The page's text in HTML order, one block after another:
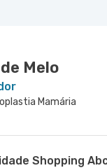
Melo
Mamária
Shopping